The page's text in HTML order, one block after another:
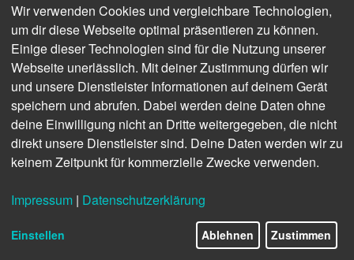
Das Ziel:
Ihr Unternehmen erkennt
vertragsrechtliche Risiken und
vermeidet Haftungsstrafen
Das Ergebnis:
Sie verstehen die wichtigen rechtlichen
Grundlagen des Kauf- und
Werkvertragsrechts
Ihr Weg:
Praxisorientiertes eintägiges Online-
oder Präsenzseminar mit Gelegenheit
zum Erfahrungsaustausch
Wir verwenden Cookies und vergleichbare Technologien,
um dir diese Webseite optimal präsentieren zu können.
Einige dieser Technologien sind für die Nutzung unserer
Webseite unerlässlich. Mit deiner Zustimmung dürfen wir
und unsere Dienstleister Informationen auf deinem Gerät
speichern und abrufen. Dabei werden deine Daten ohne
deine Einwilligung nicht an Dritte weitergegeben, die nicht
direkt unsere Dienstleister sind. Deine Daten werden wir zu
keinem Zeitpunkt für kommerzielle Zwecke verwenden.
Impressum | Datenschutzerklärung
Einstellen Ablehnen Zustimmen